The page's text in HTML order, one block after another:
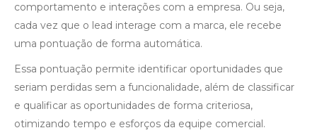
comportamento e interações com a empresa. Ou seja,
cada vez que o lead interage com a marca, ele recebe
uma pontuação de forma automática.
Essa pontuação permite identificar oportunidades que
seriam perdidas sem a funcionalidade, além de classificar
e qualificar as oportunidades de forma criteriosa,
otimizando tempo e esforços da equipe comercial.